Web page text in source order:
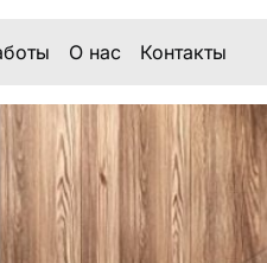
О нас Контакты